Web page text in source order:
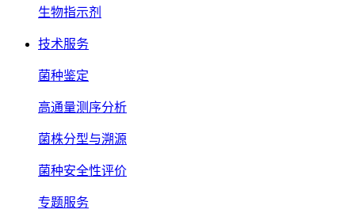
生物指示剂
技术服务
菌种鉴定
高通量测序分析
菌株分型与溯源
菌种安全性评价
专题服务